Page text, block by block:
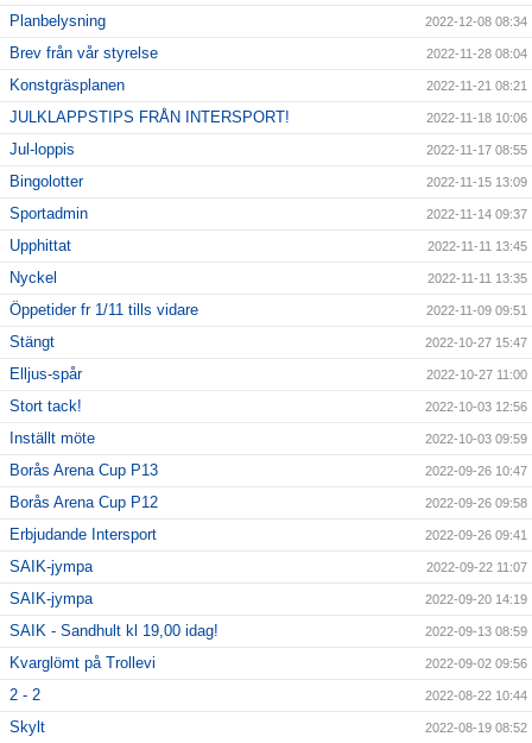
Planbelysning 2022-12-08 08:34
Brev från vår styrelse 2022-11-28 08:04
Konstgräsplanen 2022-11-21 08:21
JULKLAPPSTIPS FRÅN INTERSPORT! 2022-11-18 10:06
Jul-loppis 2022-11-17 08:55
Bingolotter 2022-11-15 13:09
Sportadmin 2022-11-14 09:37
Upphittat 2022-11-11 13:45
Nyckel 2022-11-11 13:35
Öppetider fr 1/11 tills vidare 2022-11-09 09:51
Stängt 2022-10-27 15:47
Elljus-spår 2022-10-27 11:00
Stort tack! 2022-10-03 12:56
Inställt möte 2022-10-03 09:59
Borås Arena Cup P13 2022-09-26 10:47
Borås Arena Cup P12 2022-09-26 09:58
Erbjudande Intersport 2022-09-26 09:41
SAIK-jympa 2022-09-22 11:07
SAIK-jympa 2022-09-20 14:19
SAIK - Sandhult kl 19,00 idag! 2022-09-13 08:59
Kvarglömt på Trollevi 2022-09-02 09:56
2 - 2 2022-08-22 10:44
Skylt 2022-08-19 08:52